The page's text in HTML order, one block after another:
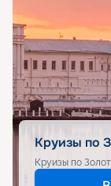
Круизы по
Круизы по